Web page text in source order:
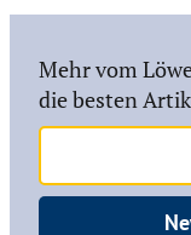
Mehr vom
die besten